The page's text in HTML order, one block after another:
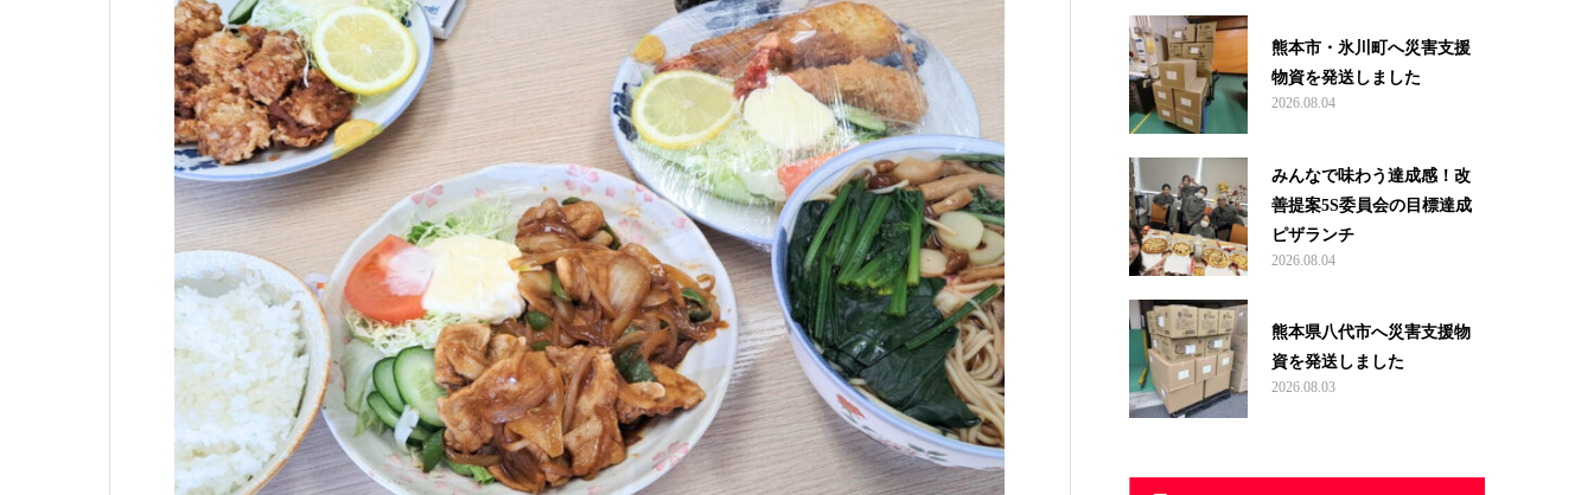
熊本市・氷川町へ災害支援
物資を発送しました
2026.08.04
みんなで味わう達成感！改
善提案5S委員会の目標達成
ピザランチ
2026.08.04
熊本県八代市へ災害支援物
資を発送しました
2026.08.03